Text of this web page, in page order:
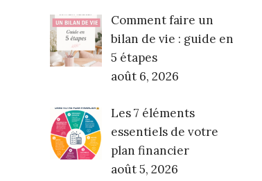
Comment faire un
bilan de vie : guide en
5 étapes
août 6, 2026
Les 7 éléments
essentiels de votre
plan financier
août 5, 2026